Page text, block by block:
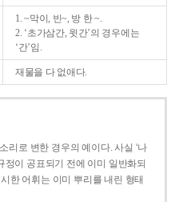
1. ~막이, 빈~, 방 한 ~.
2. ‘초가삼간, 윗간’의 경우에는
‘간’임.
재물을 다 없애다.
리로 변한 경우의 예이다. 사실 ‘나
정이 공표되기 전에 이미 일반화되
한 어휘는 이미 뿌리를 내린 형태